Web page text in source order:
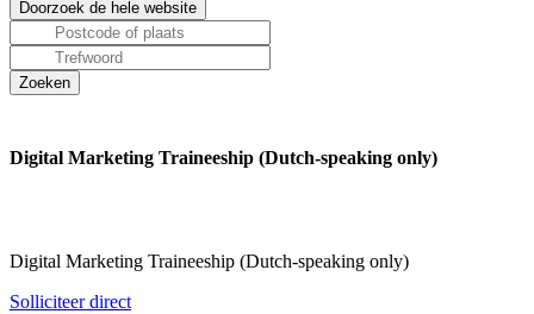
Digital Marketing Traineeship (Dutch-speaking only)
Digital Marketing Traineeship (Dutch-speaking only)
Solliciteer direct